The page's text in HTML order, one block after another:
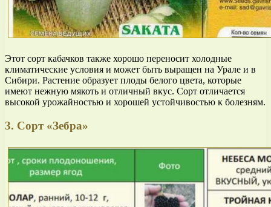
Этот сорт кабачков также хорошо переносит холодные
климатические условия и может быть выращен на Урале и в
Сибири. Растение образует плоды белого цвета, которые
имеют нежную мякоть и отличный вкус. Сорт отличается
высокой урожайностью и хорошей устойчивостью к болезням.
3. Сорт «Зебра»